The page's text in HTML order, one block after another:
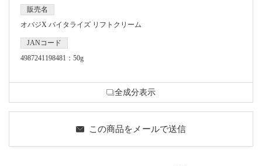
販売名
オバジX バイタライズ リフトクリーム
JANコード
4987241198481：50g
全成分表示
この商品をメールで送信